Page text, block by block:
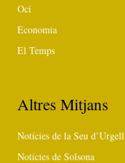
Oci
Economia
El Temps
Altres Mitjans
Notícies de la Seu d’Urgell
Notícies de Solsona